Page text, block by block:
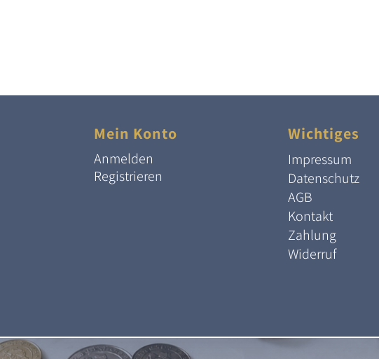
Mein Konto
Anmelden
Registrieren
Wichtiges
Impressum
Datenschutz
AGB
Kontakt
Zahlung
Widerruf